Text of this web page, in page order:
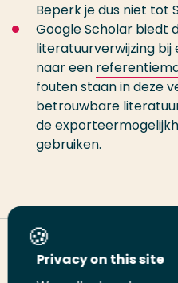
Beperk je dus niet tot
Google Scholar biedt
literatuurverwijzing
naar een
fouten staan in deze
betrouwbare
de
gebruiken.
Deel deze pagina
Privacy on this site